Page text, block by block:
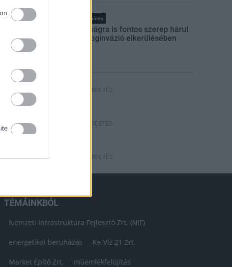
Országos hírek
A lakosságra is fontos szerep hárul
a szúnyoginvázió elkerülésében
HIRDETÉS
HIRDETÉS
HIRDETÉS
TÉMÁINKBÓL
Nemzeti Infrastruktúra Fejlesztő Zrt. (NIF)
energetikai beruházás Ke-Víz 21 Zrt.
Market Építő Zrt. műemlékfelújítás